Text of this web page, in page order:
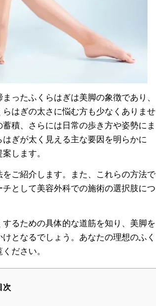
ったふくらはぎは美脚の象徴であり、
はぎの太さに悩む方も少なくありませ
積、さらには日常の歩き方や姿勢にま
ぎが太く見える主な要因を明らかに
します。
ご紹介します。また、これらの方法で
として美容外科での施術の選択肢につ
るための具体的な道筋を知り、美脚を
となるでしょう。あなたの理想のふく
ださい。
次